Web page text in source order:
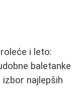
i leto:
baletanke
najlepših